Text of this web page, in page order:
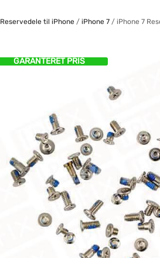
Reservedele til iPhone/ iPhone 7/ iPhone 7
GARANTERET PRIS